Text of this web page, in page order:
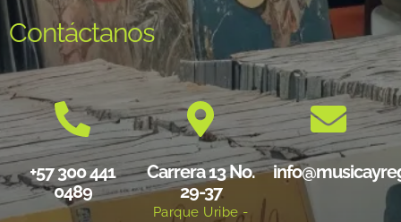
Contáctanos
+57 300 441
0489
Carrera 13 No.
29-37
Parque Uribe -